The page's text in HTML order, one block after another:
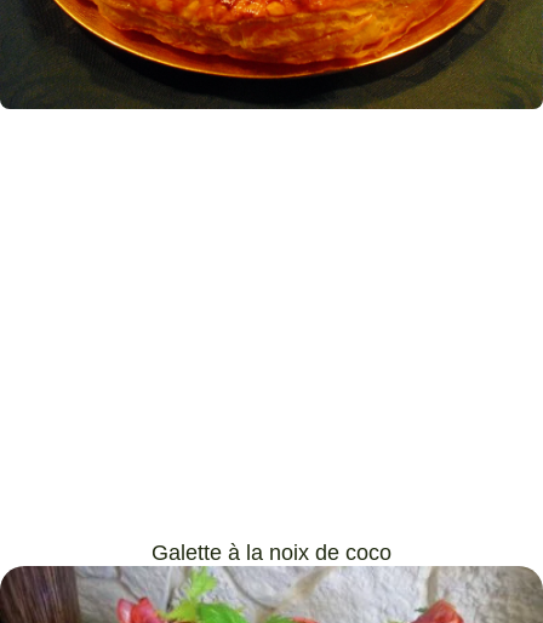
Galette à la noix de coco